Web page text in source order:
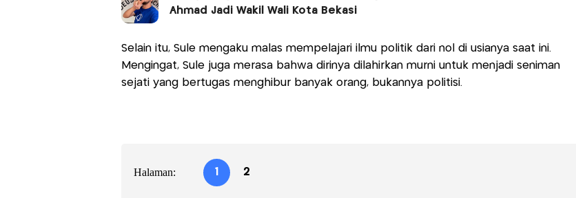
Ahmad Jadi Wakil Wali Kota Bekasi
Selain itu, Sule mengaku malas mempelajari ilmu politik dari nol di usianya saat ini.
Mengingat, Sule juga merasa bahwa dirinya dilahirkan murni untuk menjadi seniman
sejati yang bertugas menghibur banyak orang, bukannya politisi.
Halaman: 1 2